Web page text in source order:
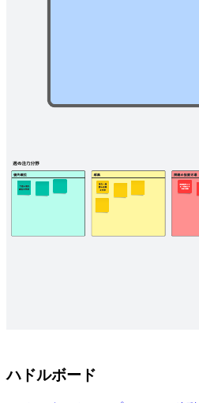
ハドルボード